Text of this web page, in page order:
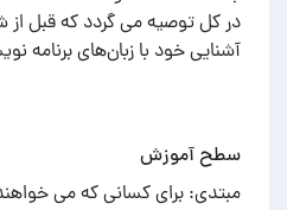
در کل توصیه می گردد که قبل از
آشنایی خود با زبان‌های برنامه
سطح آموزش
مبتدی: برای کسانی که می